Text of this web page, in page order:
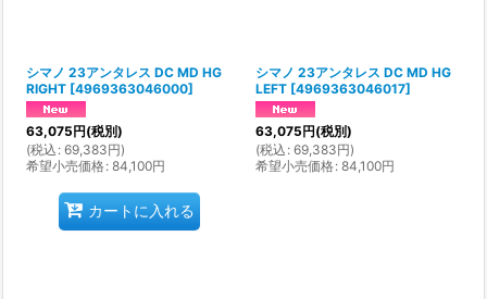
シマノ 23アンタレス DC MD HG
RIGHT [4969363046000]
63,075円(税別)
(税込 : 69,383円)
希望小売価格: 84,100円
カートに入れる
シマノ 23アンタレス DC MD HG
LEFT [4969363046017]
63,075円(税別)
(税込 : 69,383円)
希望小売価格: 84,100円